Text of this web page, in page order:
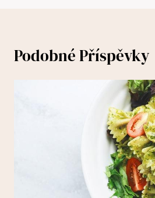
Podobné Příspěvky